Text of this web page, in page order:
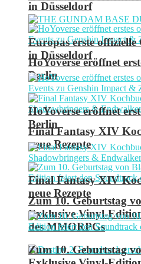
in Düsseldorf
HoYoverse eröffnet
Berlin
Final Fantasy XIV
neue Rezepte
Zum 10. Geburtstag
Exklusive Vinyl-
des MMORPGs
Europas erste
in Düsseldorf
HoYoverse eröffnet
Berlin
Final Fantasy XIV
neue Rezepte
Zum 10. Geburtstag